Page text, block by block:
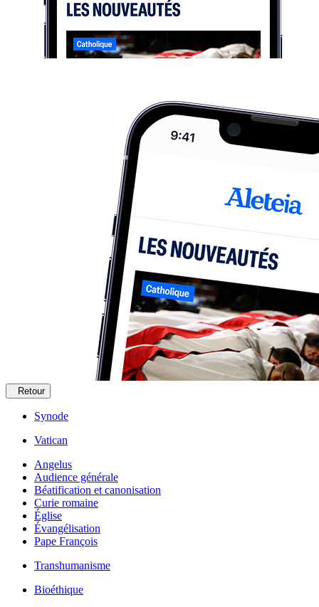
Retour
Synode
Vatican
Angelus
Audience générale
Béatification et canonisation
Curie romaine
Église
Évangélisation
Pape François
Transhumanisme
Bioéthique